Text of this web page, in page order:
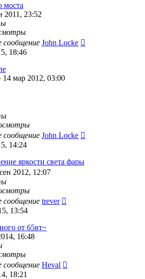
моста
2011, 23:52
сообщение John Locke
18:46
14 мар 2012, 03:00
сообщение John Locke
14:24
яркости света фары
2012, 12:07
сообщение trever
13:54
от 65вт~
16:48
сообщение Heval
18:21